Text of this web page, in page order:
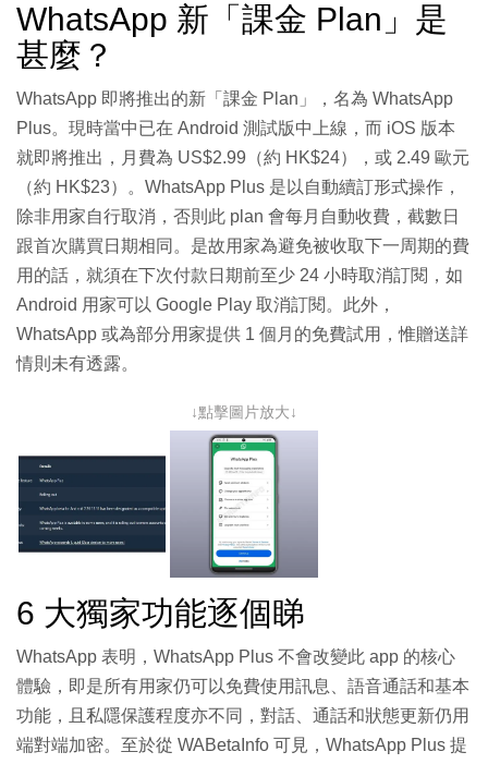
WhatsApp 新「課金 Plan」是
甚麼？
WhatsApp 即將推出的新「課金 Plan」，名為 WhatsApp
Plus。現時當中已在 Android 測試版中上線，而 iOS 版本
就即將推出，月費為 US$2.99（約 HK$24），或 2.49 歐元
（約 HK$23）。WhatsApp Plus 是以自動續訂形式操作，
除非用家自行取消，否則此 plan 會每月自動收費，截數日
跟首次購買日期相同。是故用家為避免被收取下一周期的費
用的話，就須在下次付款日期前至少 24 小時取消訂閱，如
Android 用家可以 Google Play 取消訂閱。此外，
WhatsApp 或為部分用家提供 1 個月的免費試用，惟贈送詳
情則未有透露。
↓點擊圖片放大↓
6 大獨家功能逐個睇
WhatsApp 表明，WhatsApp Plus 不會改變此 app 的核心
體驗，即是所有用家仍可以免費使用訊息、語音通話和基本
功能，且私隱保護程度亦不同，對話、通話和狀態更新仍用
端對端加密。至於從 WABetaInfo 可見，WhatsApp Plus 提